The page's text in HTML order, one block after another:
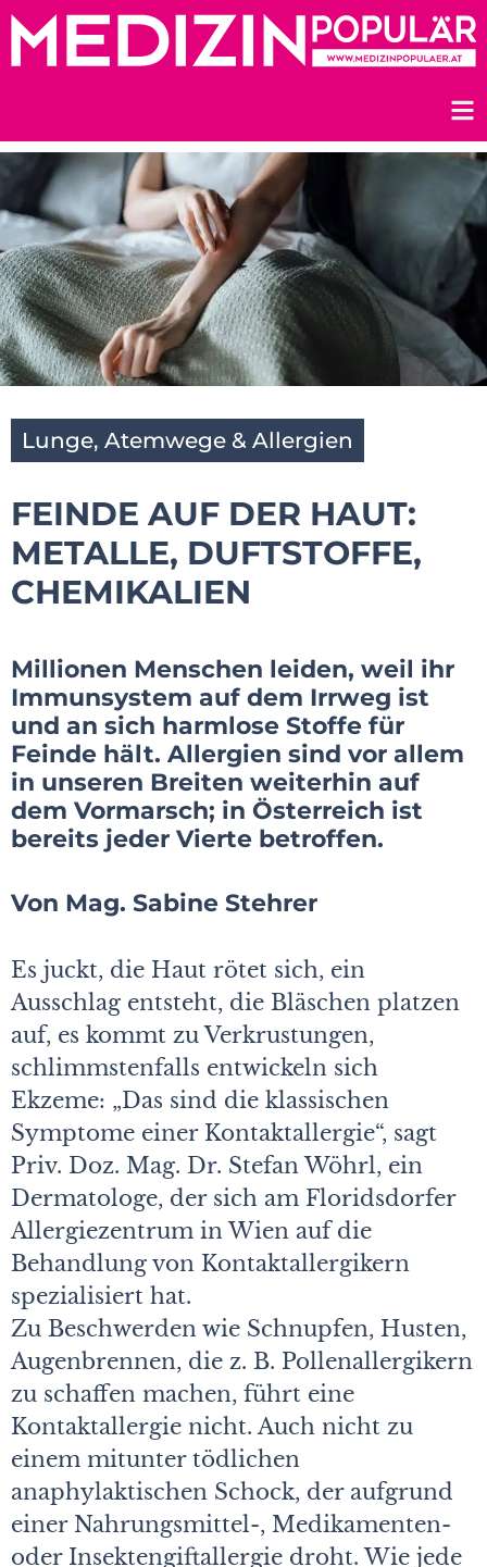
Zum
Inhalt
Lunge, Atemwege & Allergien
FEINDE AUF DER HAUT:
METALLE, DUFTSTOFFE,
CHEMIKALIEN
Millionen Menschen leiden, weil ihr
Immunsystem auf dem Irrweg ist
und an sich harmlose Stoffe für
Feinde hält. Allergien sind vor allem
in unseren Breiten weiterhin auf
dem Vormarsch; in Österreich ist
bereits jeder Vierte betroffen.
Von Mag. Sabine Stehrer
Es juckt, die Haut rötet sich, ein
Ausschlag entsteht, die Bläschen platzen
auf, es kommt zu Verkrustungen,
schlimmstenfalls entwickeln sich
Ekzeme: „Das sind die klassischen
Symptome einer Kontaktallergie“, sagt
Priv. Doz. Mag. Dr. Stefan Wöhrl, ein
Dermatologe, der sich am Floridsdorfer
Allergiezentrum in Wien auf die
Behandlung von Kontaktallergikern
spezialisiert hat.
Zu Beschwerden wie Schnupfen, Husten,
Augenbrennen, die z. B. Pollenallergikern
zu schaffen machen, führt eine
Kontaktallergie nicht. Auch nicht zu
einem mitunter tödlichen
anaphylaktischen Schock, der aufgrund
einer Nahrungsmittel-, Medikamenten-
oder Insektengiftallergie droht. Wie jede